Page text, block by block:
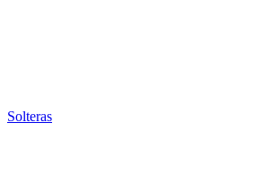
Solteras